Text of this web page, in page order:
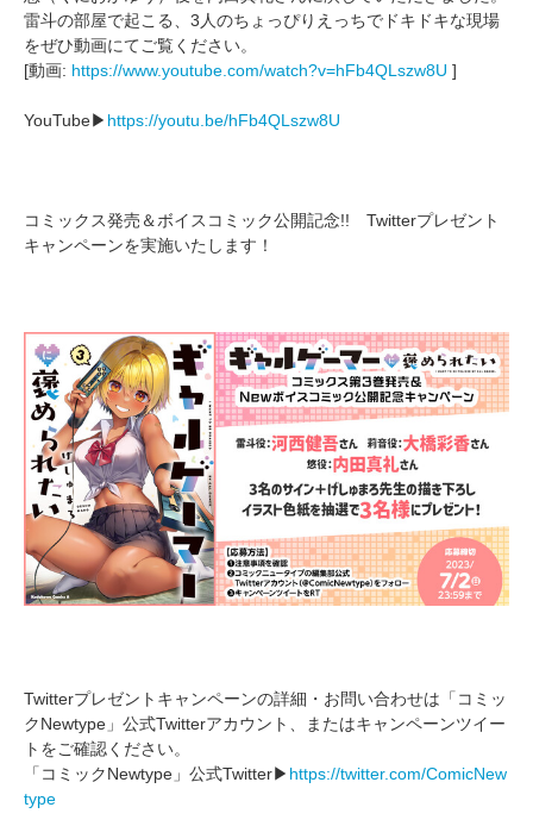
雷斗の部屋で起こる、3人のちょっぴりえっちでドキドキな現場
をぜひ動画にてご覧ください。
[動画: https://www.youtube.com/watch?v=hFb4QLszw8U ]
YouTube▶ https://youtu.be/hFb4QLszw8U
コミックス発売＆ボイスコミック公開記念!! Twitterプレゼント
キャンペーンを実施いたします！
Twitterプレゼントキャンペーンの詳細・お問い合わせは「コミッ
クNewtype」公式Twitterアカウント、またはキャンペーンツイー
トをご確認ください。
「コミックNewtype」公式Twitter▶ https://twitter.com/ComicNew
type